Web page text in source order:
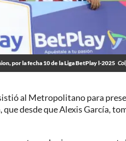
por la fecha 10 de la Liga BetPlay l-2025
al Metropolitano para
desde que Alexis García,